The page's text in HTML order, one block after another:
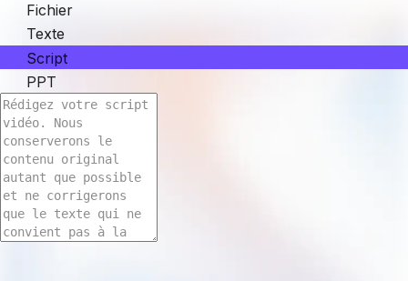
Fichier
Texte
Script
PPT